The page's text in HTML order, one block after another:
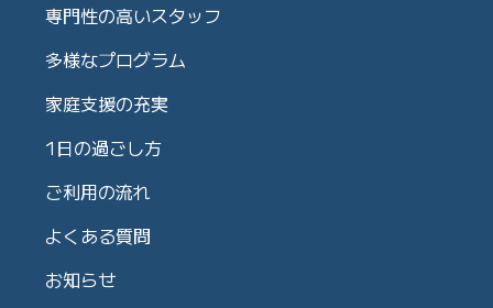
専門性の高いスタッフ
多様なプログラム
家庭支援の充実
1日の過ごし方
ご利用の流れ
よくある質問
お知らせ